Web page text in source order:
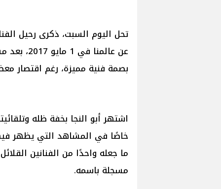
تحل اليوم السبت، ذكرى رحيل
عن
بصمة فنية مميزة، رغم اقتصار
اشتهر أبو النجا بخفة ظله
خاصًا في المشاهد التي يظهر
ما جعله واحدًا من الفنانين
مسجلة باسمه.